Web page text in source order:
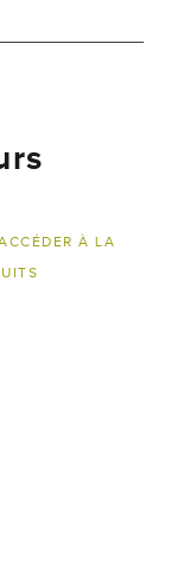
À LA